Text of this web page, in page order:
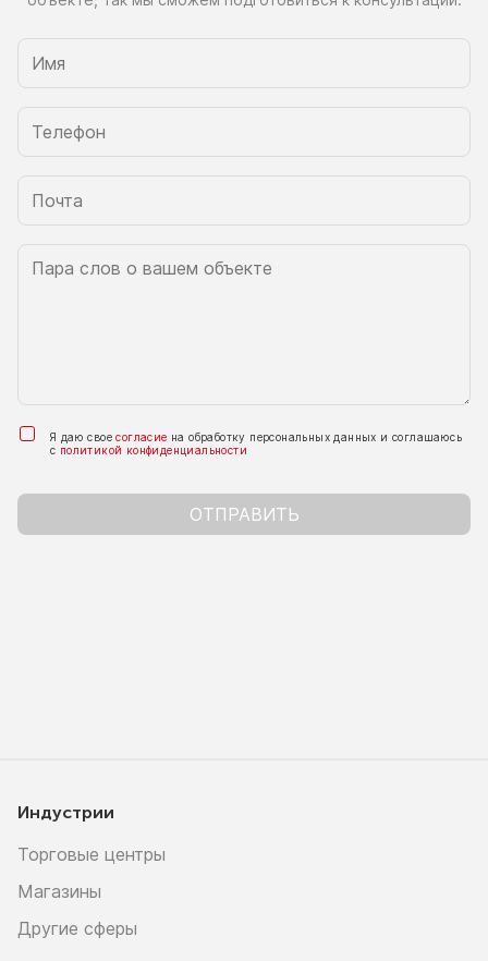
Я даю своесогласие на обработку персональных данных и соглашаюсь
с политикой конфиденциальности
ОТПРАВИТЬ
Индустрии
Торговые центры
Магазины
Другие сферы